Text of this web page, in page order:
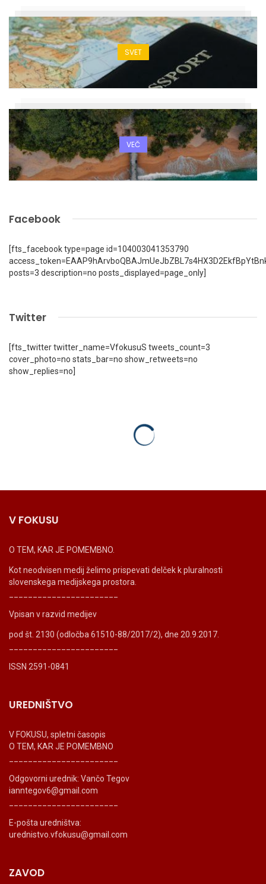
SVET
VEČ
Facebook
[fts_facebook type=page id=104003041353790
posts=3 description=no posts_displayed=page_only]
Twitter
[fts_twitter twitter_name=VfokusuS tweets_count=3
cover_photo=no stats_bar=no show_retweets=no
show_replies=no]
V FOKUSU
O TEM, KAR JE POMEMBNO.
Kot neodvisen medij želimo prispevati delček k pluralnosti
slovenskega medijskega prostora.
Vpisan v razvid medijev
pod št. 2130 (odločba 61510-88/2017/2), dne 20.9.2017.
ISSN 2591-0841
UREDNIŠTVO
V FOKUSU, spletni časopis
O TEM, KAR JE POMEMBNO
Odgovorni urednik: Vančo Tegov
ianntegov6@gmail.com
E-pošta uredništva:
urednistvo.vfokusu@gmail.com
ZAVOD